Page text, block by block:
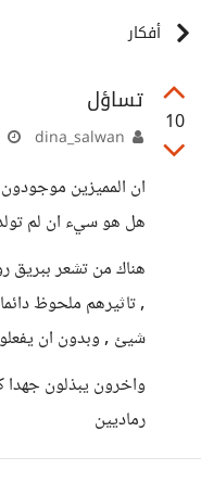
أفكار
10
تساؤل
ان المميزين
هل هو سيء ان لم
هناك من تشعر ببريق
, تاثيرهم ملحوظ
شيئ , وبدون ان
واخرون يبذلون جهدا
رماديين